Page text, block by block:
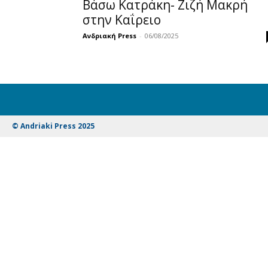
Βάσω Κατράκη- Ζιζή Μακρή
στην Καΐρειο
Ανδριακή Press - 06/08/2025
© Andriaki Press 2025